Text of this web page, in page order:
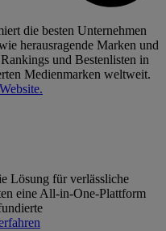
die besten Unternehmen
herausragende Marken und
und Bestenlisten in
Medienmarken weltweit.
Lösung für verlässliche
eine All-in-One-Plattform